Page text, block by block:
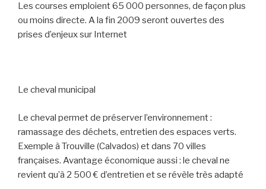
Les courses emploient 65 000 personnes, de façon plus
ou moins directe. A la fin 2009 seront ouvertes des
prises d’enjeux sur Internet
Le cheval municipal
Le cheval permet de préserver l’environnement :
ramassage des déchets, entretien des espaces verts.
Exemple à Trouville (Calvados) et dans 70 villes
françaises. Avantage économique aussi : le cheval ne
revient qu’à 2 500 € d’entretien et se révèle très adapté